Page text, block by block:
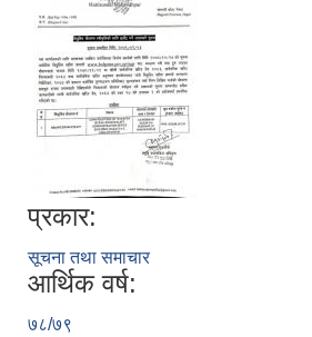
प्रकार:
सूचना तथा समाचार
आर्थिक वर्ष:
७८/७९